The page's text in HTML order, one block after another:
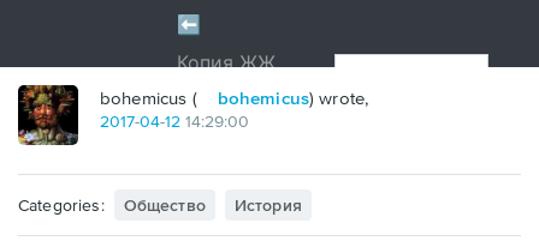
bohemicus ( bohemicus) wrote,
2017-04-12 14:29:00
Categories: Общество История